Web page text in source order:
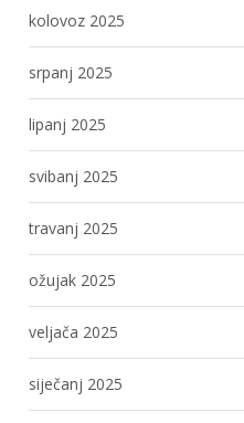
kolovoz 2025
srpanj 2025
lipanj 2025
svibanj 2025
travanj 2025
ožujak 2025
veljača 2025
siječanj 2025